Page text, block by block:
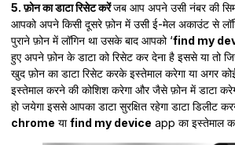
5. फ़ोन का डाटा रिसेट करेंजब आप अपने उसी नंबर की
आपको अपने किसी दूसरे फ़ोन में उसी ई-मेल अकाउंट से
पुराने फ़ोन में लॉगिन था उसके बाद आपको ‘find my
हुए अपने फ़ोन के डाटा को रिसेट कर देना है इससे या तो
खुद फ़ोन का डाटा रिसेट करके इस्तेमाल करेगा या अगर
इस्तेमाल करने की कोशिश करेगा और जैसे फ़ोन में डाटा
हो जयेगा इससे आपका डाटा सुरक्षित रहेगा डाटा डिलीट
chrome याfind my device app का इस्तेमाल